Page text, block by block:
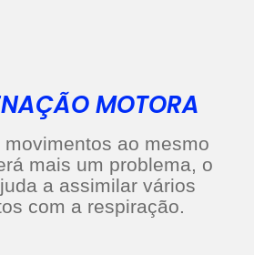
MOTORA
ao mesmo
mais um problema, o
a assimilar vários
com a respiração.